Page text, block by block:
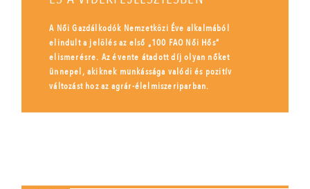
A Női Gazdálkodók Nemzetközi Éve alkalmából
elindult a jelölés az első „100 FAO Női Hős”
elismerésre. Az évente átadott díj olyan nőket
ünnepel, akiknek munkássága valódi és pozitív
változást hoz az agrár-élelmiszeriparban.